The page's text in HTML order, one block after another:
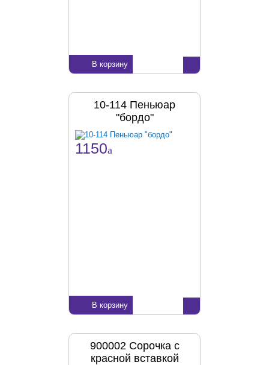
В корзину
10-114 Пеньюар
"бордо"
1150a
В корзину
900002 Сорочка с
красной вставкой